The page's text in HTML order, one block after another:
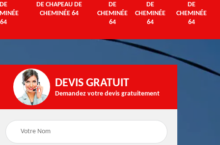
DE
64
DE CHAPEAU DE
CHEMINÉE 64
DE
CHEMINÉE
64
DE
CHEMINÉE
64
DE
CHEMINÉE
64
Poseur et pose de
DEVIS GRATUIT
Demandez votre devis gratuitement